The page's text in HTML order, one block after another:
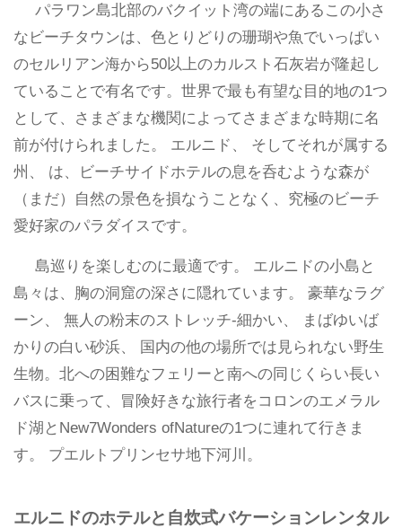
パラワン島北部のバクイット湾の端にあるこの小さ
なビーチタウンは、色とりどりの珊瑚や魚でいっぱい
のセルリアン海から50以上のカルスト石灰岩が隆起し
ていることで有名です。世界で最も有望な目的地の1つ
として、さまざまな機関によってさまざまな時期に名
前が付けられました。 エルニド、 そしてそれが属する
州、 は、ビーチサイドホテルの息を呑むような森が
（まだ）自然の景色を損なうことなく、究極のビーチ
愛好家のパラダイスです。
島巡りを楽しむのに最適です。 エルニドの小島と
島々は、胸の洞窟の深さに隠れています。 豪華なラグ
ーン、 無人の粉末のストレッチ-細かい、 まばゆいば
かりの白い砂浜、 国内の他の場所では見られない野生
生物。北への困難なフェリーと南への同じくらい長い
バスに乗って、冒険好きな旅行者をコロンのエメラル
ド湖とNew7Wonders ofNatureの1つに連れて行きま
す。 プエルトプリンセサ地下河川。
エルニドのホテルと自炊式バケーションレンタル